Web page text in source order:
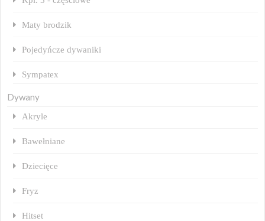
Maty brodzik
Pojedyńcze dywaniki
Sympatex
Dywany
Akryle
Bawełniane
Dziecięce
Fryz
Hitset